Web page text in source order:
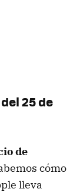
25 de
de
cómo
lleva